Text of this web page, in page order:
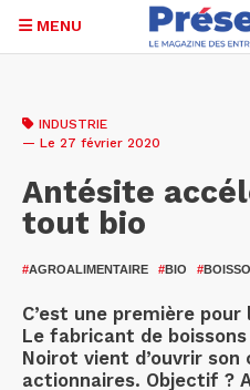
contenu
MENU
INDUSTRIE
— Le 27 février 2020
Antésite
tout bio
#AGROALIMENTAIRE #BIO #
C’est une première pour
Le fabricant de
Noirot vient d’ouvrir
actionnaires. Objectif ?